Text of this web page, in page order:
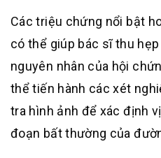
Các triệu chứng nổi bật
có thể giúp bác sĩ thu
nguyên nhân của hội
thể tiến hành các xét
tra hình ảnh để xác định
đoạn bất thường của